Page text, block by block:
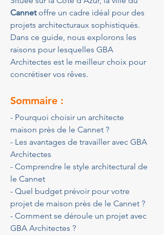
Cannet offre un cadre idéal pour des
projets architecturaux sophistiqués.
Dans ce guide, nous explorons les
raisons pour lesquelles GBA
Architectes est le meilleur choix pour
concrétiser vos rêves.
Sommaire :
- Pourquoi choisir un architecte
maison près de le Cannet ?
- Les avantages de travailler avec GBA
Architectes
- Comprendre le style architectural de
le Cannet
- Quel budget prévoir pour votre
projet de maison près de le Cannet ?
- Comment se déroule un projet avec
GBA Architectes ?